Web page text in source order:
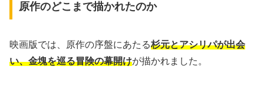
原作のどこまで描かれたのか
映画版では、原作の序盤にあたる杉元とアシリパが出会
い、金塊を巡る冒険の幕開けが描かれました。